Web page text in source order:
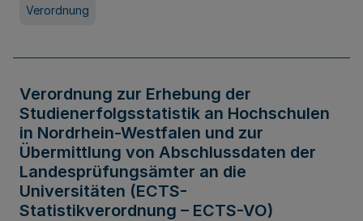
Verordnung
Verordnung zur Erhebung der
Studienerfolgsstatistik an Hochschulen
in Nordrhein-Westfalen und zur
Übermittlung von Abschlussdaten der
Landesprüfungsämter an die
Universitäten (ECTS-
Statistikverordnung – ECTS-VO)